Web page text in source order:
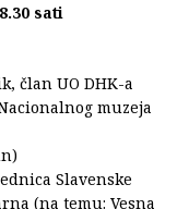
sati
član UO DHK-a
muzeja
Slavenske
(na temu: Vesna